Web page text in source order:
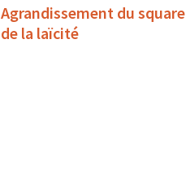
Agrandissement du square
de la laïcité